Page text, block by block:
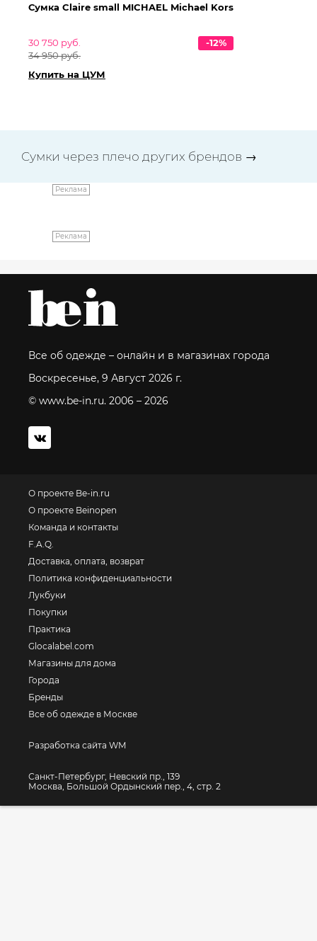
Сумка Claire small MICHAEL Michael Kors
30 750 руб.
34 950 руб.
-12%
Купить на ЦУМ
Сумки через плечо других брендов →
Реклама
Реклама
Все об одежде – онлайн и в магазинах города
Воскресенье, 9 Август 2026 г.
© www.be-in.ru. 2006 – 2026
О проекте Be-in.ru
О проекте Beinopen
Команда и контакты
F.A.Q.
Доставка, оплата, возврат
Политика конфиденциальности
Лукбуки
Покупки
Практика
Glocalabel.com
Магазины для дома
Города
Бренды
Все об одежде в Москве
Разработка сайта WM
Санкт-Петербург, Невский пр., 139
Москва, Большой Ордынский пер., 4, стр. 2